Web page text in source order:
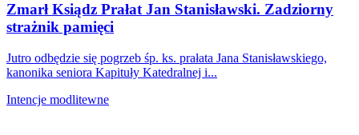
Zmarł Ksiądz Prałat Jan Stanisławski. Zadziorny
strażnik pamięci
Jutro odbędzie się pogrzeb śp. ks. prałata Jana Stanisławskiego,
kanonika seniora Kapituły Katedralnej i...
Intencje modlitewne